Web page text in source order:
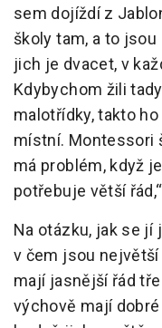
sem dojíždí z
školy tam, a to
jich je dvacet, v
Kdybychom žili
malotřídky, takto
místní. Montessori
má problém, když
potřebuje větší
Na otázku, jak se jí
v čem jsou největší
mají jasnější řád
výchově mají